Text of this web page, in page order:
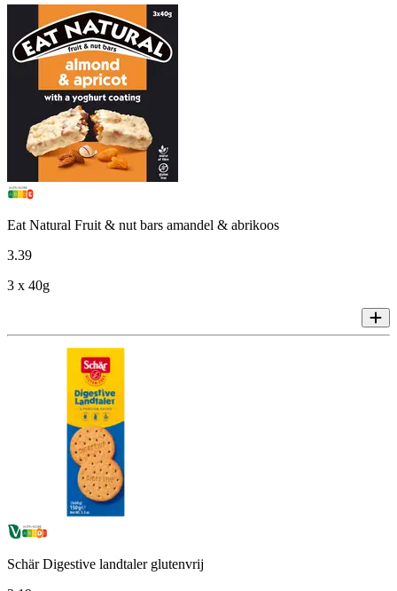
Eat Natural Fruit & nut bars amandel & abrikoos
3.39
3 x 40g
Schär Digestive landtaler glutenvrij